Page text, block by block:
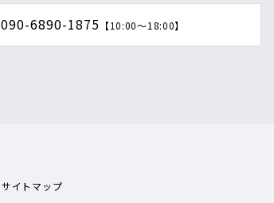
090-6890-1875 【10:00～18:00】
サイトマップ